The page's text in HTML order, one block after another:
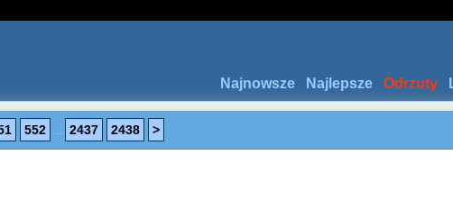
Odrzuty
Najlepsze
Najnowsze
552 2437 2438 >